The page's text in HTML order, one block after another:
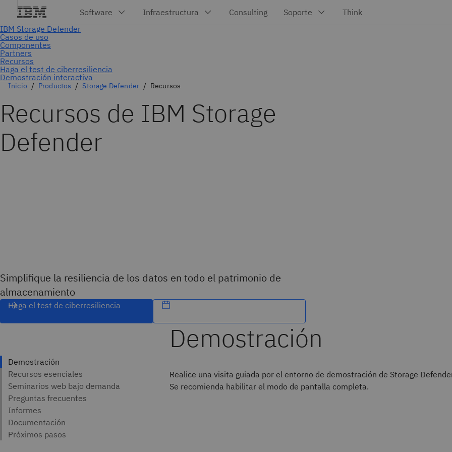
Demostración interactiva
Inicio Productos Storage Defender Recursos
Recursos de IBM Storage
Defender
Simplifique la resiliencia de los datos en todo el patrimonio de
almacenamiento
Haga el test de ciberresiliencia
Demostración
Realice una visita guiada por el entorno de demostración de Storage
Se recomienda habilitar el modo de pantalla completa.